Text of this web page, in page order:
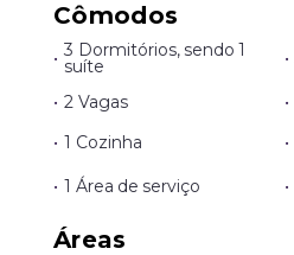
Cômodos
• 3 Dormitórios, sendo 1
suíte •
• 2 Vagas •
• 1 Cozinha •
• 1 Área de serviço •
Áreas